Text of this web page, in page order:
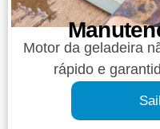
Motor da geladeira
rápido e